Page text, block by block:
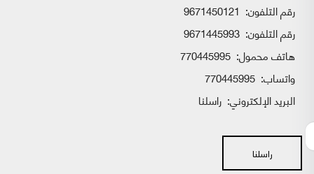
رقم التلفون: 9671450121
رقم التلفون: 9671445993
هاتف محمول: 770445995
واتساب:
البريد الإلكتروني: راسلنا
راسلنا